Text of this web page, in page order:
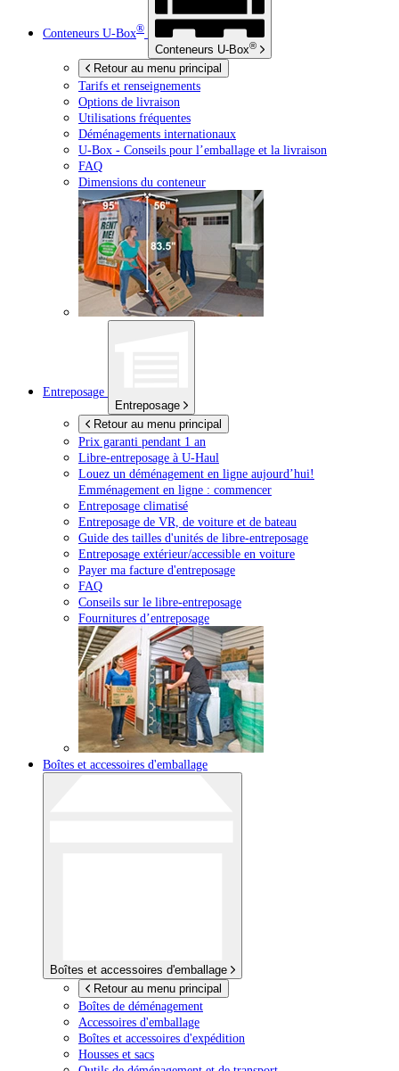
Conteneurs U-Box®
Conteneurs U-Box®
Retour au menu principal
Tarifs et renseignements
Options de livraison
Utilisations fréquentes
Déménagements internationaux
U-Box - Conseils pour l’emballage et la livraison
FAQ
Dimensions du conteneur
Entreposage
Entreposage
Retour au menu principal
Prix garanti pendant 1 an
Libre-entreposage à U-Haul
Louez un déménagement en ligne aujourd’hui!
Emménagement en ligne : commencer
Entreposage climatisé
Entreposage de VR, de voiture et de bateau
Guide des tailles d'unités de libre-entreposage
Entreposage extérieur/accessible en voiture
Payer ma facture d'entreposage
FAQ
Conseils sur le libre-entreposage
Fournitures d’entreposage
Boîtes et accessoires d'emballage
Boîtes et accessoires d'emballage
Retour au menu principal
Boîtes de déménagement
Accessoires d'emballage
Boîtes et accessoires d'expédition
Housses et sacs